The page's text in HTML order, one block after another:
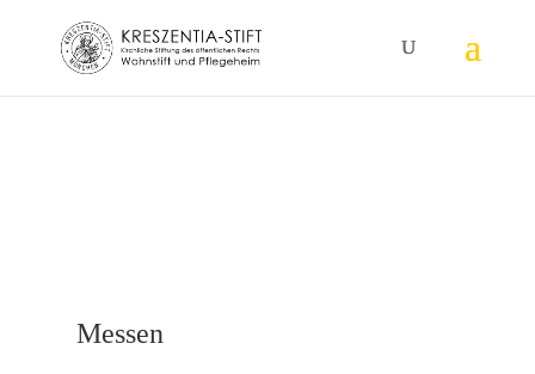
28aa7ia8s3d204bc3am8vj36gxgz6z
Messen